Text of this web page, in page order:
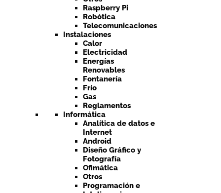
Raspberry Pi
Robótica
Telecomunicaciones
Instalaciones
Calor
Electricidad
Energías
Renovables
Fontanería
Frío
Gas
Reglamentos
Informática
Analítica de datos e
Internet
Android
Diseño Gráfico y
Fotografía
Ofimática
Otros
Programación e